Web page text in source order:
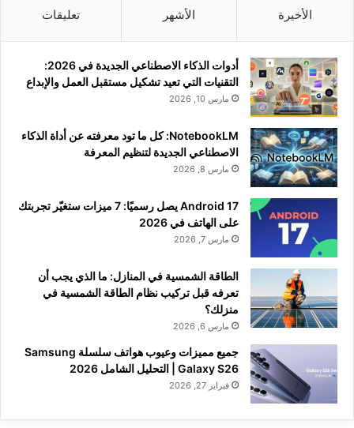
الأخيرة الأشهر تعليقات
أدوات الذكاء الاصطناعي الجديدة في 2026:
التقنيات التي تعيد تشكيل مستقبل العمل والإبداع
مارس 10, 2026
NotebookLM: كل ما تود معرفته عن أداة الذكاء
الاصطناعي الجديدة لتنظيم المعرفة
مارس 8, 2026
Android 17 يصل رسميًا: 7 ميزات ستغيّر تجربتك
على الهاتف في 2026
مارس 7, 2026
الطاقة الشمسية في المنازل: ما الذي يجب أن
تعرفه قبل تركيب نظام الطاقة الشمسية في
منزلك؟
مارس 6, 2026
جميع مميزات وعيوب هواتف سلسلة Samsung
Galaxy S26 | التحليل الشامل 2026
فبراير 27, 2026